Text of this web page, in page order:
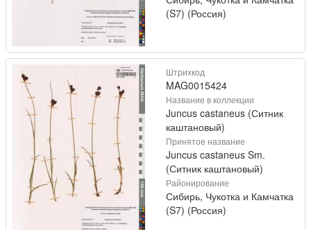
(S7) (Россия)
Штрихкод
MAG0015424
Название в коллекции
Juncus castaneus (Ситник
каштановый)
Принятое название
Juncus castaneus Sm.
(Ситник каштановый)
Районирование
Сибирь, Чукотка и Камчатка
(S7) (Россия)